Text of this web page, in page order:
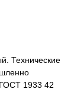
Технические
ГОСТ 1933 42